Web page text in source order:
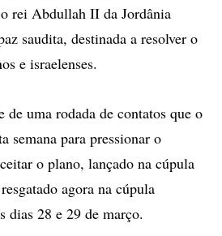
rei Abdullah II da Jordânia
saudita, destinada a resolver o
e israelenses.
de uma rodada de contatos que o
semana para pressionar o
o plano, lançado na cúpula
agora na cúpula
dias 28 e 29 de março.